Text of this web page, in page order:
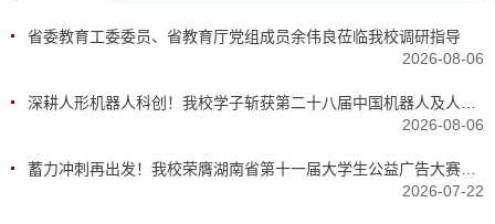
省委教育工委委员、省教育厅党组成员余伟良莅临我校调研指导
2026-08-06
2026-08-06
2026-07-22